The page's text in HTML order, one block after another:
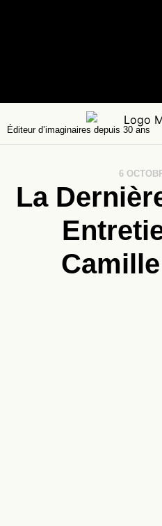
Éditeur d’imaginaires depuis 30 ans
6
La